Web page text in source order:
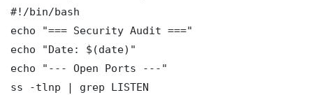
#!/bin/bash
echo "=== Security Audit ==="
echo "Date: $(date)"
echo "--- Open Ports ---"
ss -tlnp | grep LISTEN